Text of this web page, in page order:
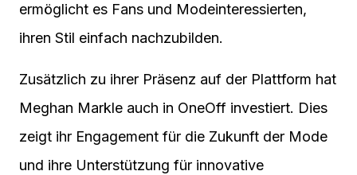
ermöglicht es Fans und Modeinteressierten,
ihren Stil einfach nachzubilden.
Zusätzlich zu ihrer Präsenz auf der Plattform hat
Meghan Markle auch in OneOff investiert. Dies
zeigt ihr Engagement für die Zukunft der Mode
und ihre Unterstützung für innovative